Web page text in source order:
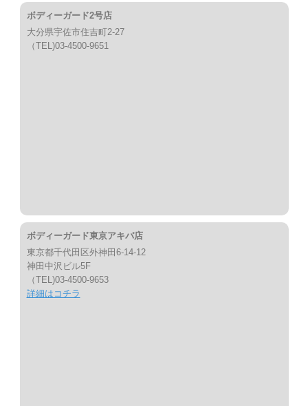
ボディーガード2号店
大分県宇佐市住吉町2-27
（TEL)03-4500-9651
ボディーガード東京アキバ店
東京都千代田区外神田6-14-12
神田中沢ビル5F
（TEL)03-4500-9653
詳細はコチラ